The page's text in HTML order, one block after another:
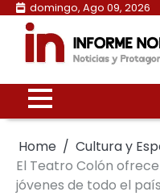
Skip
content
domingo, Ago 09, 2026
Home
Cultura y
El Teatro Colón
jóvenes de todo el país